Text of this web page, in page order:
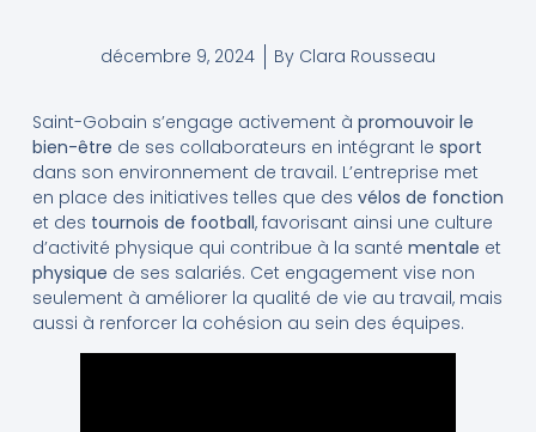
décembre 9, 2024 By Clara Rousseau
Saint-Gobain s’engage activement à promouvoir le
bien-être de ses collaborateurs en intégrant le sport
dans son environnement de travail. L’entreprise met
en place des initiatives telles que des vélos de fonction
et des tournois de football, favorisant ainsi une culture
d’activité physique qui contribue à la santé mentale et
physique de ses salariés. Cet engagement vise non
seulement à améliorer la qualité de vie au travail, mais
aussi à renforcer la cohésion au sein des équipes.